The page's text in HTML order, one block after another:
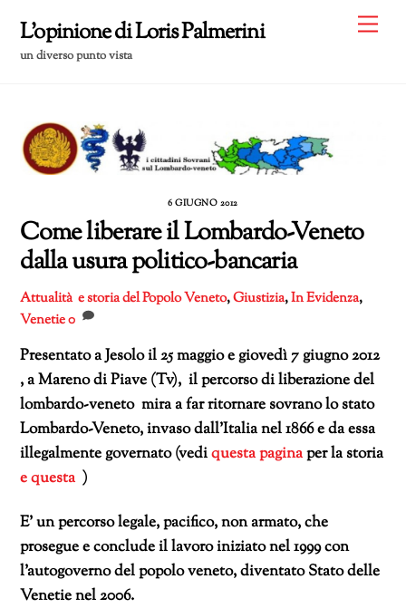
content
L'opinione di Loris Palmerini
un diverso punto vista
6 GIUGNO 2012
Come liberare il Lombardo-Veneto
dalla usura politico-bancaria
Attualità e storia del Popolo Veneto,Giustizia,In Evidenza,
Venetie0
Presentato a Jesolo il 25 maggio e giovedì 7 giugno 2012
, a Mareno di Piave (Tv), il percorso di liberazione del
lombardo-veneto mira a far ritornare sovrano lo stato
Lombardo-Veneto, invaso dall’Italia nel 1866 e da essa
illegalmente governato (vediquesta paginaper la storia
e questa )
E’ un percorso legale, pacifico, non armato, che
prosegue e conclude il lavoro iniziato nel 1999 con
l’autogoverno del popolo veneto, diventato Stato delle
Venetie nel 2006.